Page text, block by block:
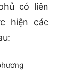
có liên
hiện các